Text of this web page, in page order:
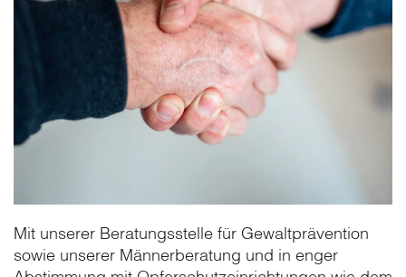
Mit unserer Beratungsstelle für Gewaltprävention
sowie unserer Männerberatung und in enger